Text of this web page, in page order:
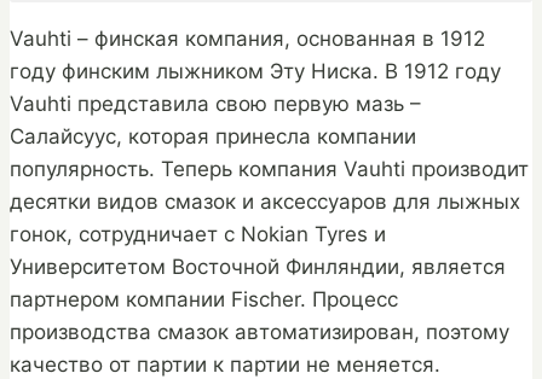
Vauhti – финская компания, основанная в 1912
году финским лыжником Эту Ниска. В 1912 году
Vauhti представила свою первую мазь –
Салайсуус, которая принесла компании
популярность. Теперь компания Vauhti производит
десятки видов смазок и аксессуаров для лыжных
гонок, сотрудничает с Nokian Tyres и
Университетом Восточной Финляндии, является
партнером компании Fischer. Процесс
производства смазок автоматизирован, поэтому
качество от партии к партии не меняется.